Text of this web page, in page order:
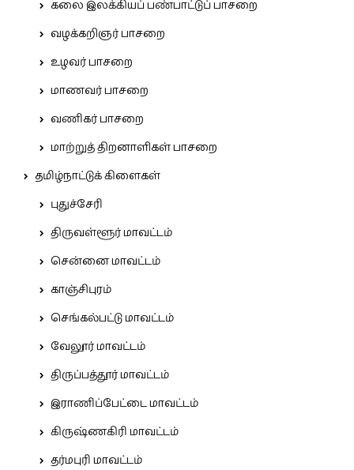
கலை இலக்கியப் பண்பாட்டுப் பாசறை
வழக்கறிஞர் பாசறை
உழவர் பாசறை
மாணவர் பாசறை
வணிகர் பாசறை
மாற்றுத் திறனாளிகள் பாசறை
தமிழ்நாட்டுக் கிளைகள்
புதுச்சேரி
திருவள்ளூர் மாவட்டம்
சென்னை மாவட்டம்
காஞ்சிபுரம்
செங்கல்பட்டு மாவட்டம்
வேலூர் மாவட்டம்
திருப்பத்தூர் மாவட்டம்
இராணிப்பேட்டை மாவட்டம்
கிருஷ்ணகிரி மாவட்டம்
தர்மபுரி மாவட்டம்